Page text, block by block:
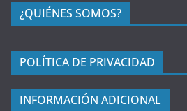
¿QUIÉNES SOMOS?
POLÍTICA DE PRIVACIDAD
INFORMACIÓN ADICIONAL